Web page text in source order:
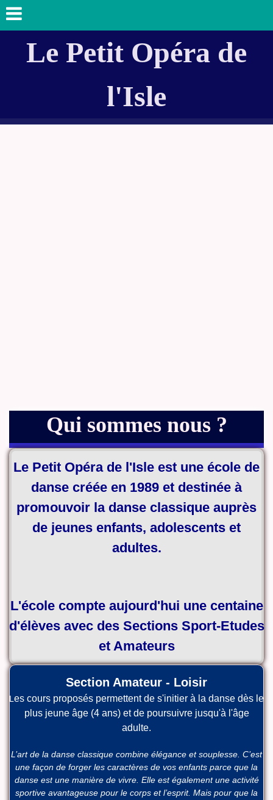
Le Petit Opéra de
l'Isle
Qui sommes nous ?
Le Petit Opéra de l'Isle est une école de
danse créée en 1989 et destinée à
promouvoir la danse classique auprès
de jeunes enfants, adolescents et
adultes.
L'école compte aujourd'hui une centaine
d'élèves avec des Sections Sport-Etudes
et Amateurs
Section Amateur - Loisir
L es cours proposés permettent de s'initier à la danse dès le
plus jeune âge (4 ans) et de poursuivre jusqu'à l'âge
adulte.
L’art de la danse classique combine élégance et souplesse. C’est
une façon de forger les caractères de vos enfants parce que la
danse est une manière de vivre. Elle est également une activité
sportive avantageuse pour le corps et l’esprit. Mais pour que la